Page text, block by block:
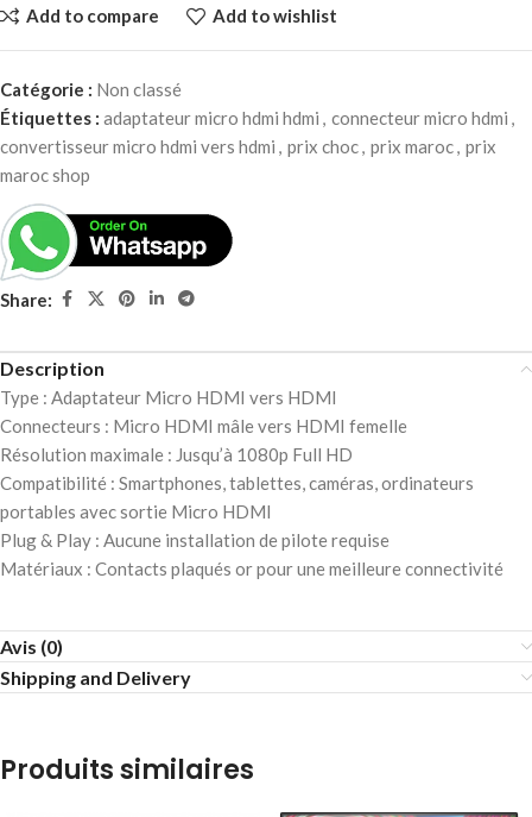
Add to compare Add to wishlist
Catégorie : Non classé
Étiquettes : adaptateur micro hdmi hdmi , connecteur micro hdmi ,
convertisseur micro hdmi vers hdmi , prix choc, prix maroc, prix
maroc shop
Share:
Description
Type : Adaptateur Micro HDMI vers HDMI
Connecteurs : Micro HDMI mâle vers HDMI femelle
Résolution maximale : Jusqu’à 1080p Full HD
Compatibilité : Smartphones, tablettes, caméras, ordinateurs
portables avec sortie Micro HDMI
Plug & Play : Aucune installation de pilote requise
Matériaux : Contacts plaqués or pour une meilleure connectivité
Avis (0)
Shipping and Delivery
Produits similaires